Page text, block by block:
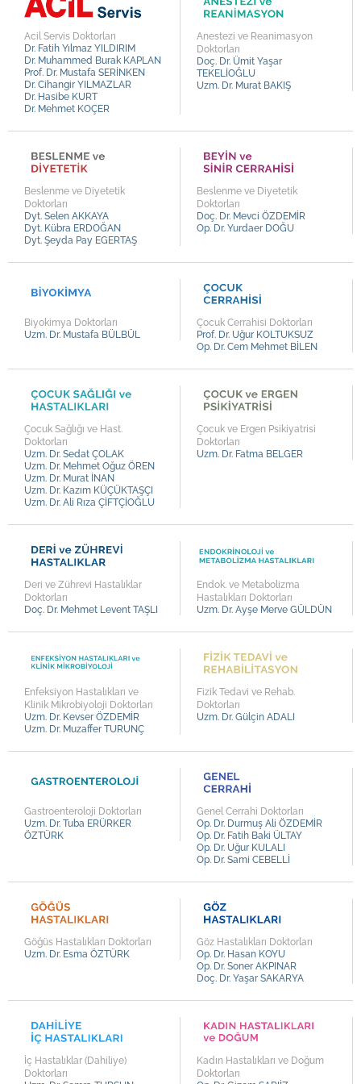
Kalp ve Damar Cerrahisi
Kardiyoloji
Kulak Burun Boğaz
Nöroloji
Ortopedi ve Travmatoloji
Plastik, Rekonstrüktif ve Estetik Cerrahi
Psikiyatri
Psikoloji
Radyoloji
Romatoloji
Tıbbi Onkoloji
Op. Dr. Durmuş Ali ÖZDEMİR
Op. Dr. Fatih Baki ÜLTAY
Op. Dr. Uğur KULALI
Op. Dr. Sami CEBELLİ
Op. Dr. Hasan KOYU
Op. Dr. Soner AKPINAR
Op. Dr. Gizem SARIİZ
Op. Dr. Özge BAL
Op. Dr. Semih MUN
Op. Dr. Serkan YURTSEVER
Op. Dr. Melih ÜSTEL
Op. Dr. Erol GÜLDÜN
Op. Dr. Enver SORKUN
Op. Dr. Mustafa İsmet TATAR
Op. Dr. Nezir OKUMUŞ
Op. Dr. Kemal Aytekin DURSUN
Op. Dr. Kayhan TARIM
Op. Dr. Savaş ŞAHİNLİ
Op. Dr. Halil UÇ
Prof. Dr. Mustafa SERİNKEN
Prof. Dr. Uğur KOLTUKSUZ
Prof. Dr. Ali Vefa ÖZCAN
Uzm. Dr. Kevser ÖZDEMİR
Uzm. Dr. Muzaffer TURUNÇ
Uzm. Dr. Murat BAKIŞ
Uzm. Dr. Fatma BELGER
Uzm. Dr. Sedat ÇOLAK
Uzm. Dr. Murat İNAN
Uzm. Dr. Kazım KÜÇÜKTAŞÇI
Uzm. Dr. Ali Rıza ÇİFTÇİOĞLU
Uzm. Dr. Tuba ERÜRKER ÖZTÜRK
Uzm. Dr. Esma ÖZTÜRK
Uzm. Dr. Semra TURSUN
Uzm. Dr. Rıdvan Fevzi DEĞİRMENCİLER
Uzm. Dr. Murat KAYA
Uzm. Dr. Turgay ASLAN
Uzm. Dr. Aydın ÇELİKER
Uzm. Dr. Ahmet KILINÇER
Acil Servis Doktorları
Dr. Fatih Yılmaz YILDIRIM
Dr. Muhammed Burak KAPLAN
Prof. Dr. Mustafa SERİNKEN
Dr. Cihangir YILMAZLAR
Dr. Hasibe KURT
Dr. Mehmet KOÇER
Anestezi ve Reanimasyon
Doktorları
Doç. Dr. Ümit Yaşar
TEKELİOĞLU
Uzm. Dr. Murat BAKIŞ
Beslenme ve Diyetetik
Doktorları
Dyt. Selen AKKAYA
Dyt. Kübra ERDOĞAN
Dyt. Şeyda Pay EGERTAŞ
Beslenme ve Diyetetik
Doktorları
Doç. Dr. Mevci ÖZDEMİR
Op. Dr. Yurdaer DOĞU
Biyokimya Doktorları
Uzm. Dr. Mustafa BÜLBÜL
Çocuk Cerrahisi Doktorları
Prof. Dr. Uğur KOLTUKSUZ
Op. Dr. Cem Mehmet BİLEN
Çocuk Sağlığı ve Hast.
Doktorları
Uzm. Dr. Sedat ÇOLAK
Uzm. Dr. Mehmet Oğuz ÖREN
Uzm. Dr. Murat İNAN
Uzm. Dr. Kazım KÜÇÜKTAŞÇI
Uzm. Dr. Ali Rıza ÇİFTÇİOĞLU
Çocuk ve Ergen Psikiyatrisi
Doktorları
Uzm. Dr. Fatma BELGER
Deri ve Zührevi Hastalıklar
Doktorları
Doç. Dr. Mehmet Levent TAŞLI
Endok. ve Metabolizma
Hastalıkları Doktorları
Uzm. Dr. Ayşe Merve GÜLDÜN
Enfeksiyon Hastalıkları ve
Klinik Mikrobiyoloji Doktorları
Uzm. Dr. Kevser ÖZDEMİR
Uzm. Dr. Muzaffer TURUNÇ
Fizik Tedavi ve Rehab.
Doktorları
Uzm. Dr. Gülçin ADALI
Gastroenteroloji Doktorları
Uzm. Dr. Tuba ERÜRKER
ÖZTÜRK
Genel Cerrahi Doktorları
Op. Dr. Durmuş Ali ÖZDEMİR
Op. Dr. Fatih Baki ÜLTAY
Op. Dr. Uğur KULALI
Op. Dr. Sami CEBELLİ
Göğüs Hastalıkları Doktorları
Uzm. Dr. Esma ÖZTÜRK
Göz Hastalıkları Doktorları
Op. Dr. Hasan KOYU
Op. Dr. Soner AKPINAR
Doç. Dr. Yaşar SAKARYA
İç Hastalıklar (Dahiliye)
Doktorları
Kadın Hastalıkları ve Doğum
Doktorları